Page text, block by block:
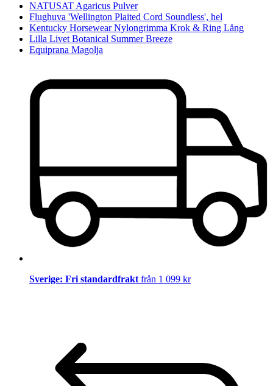
NATUSAT Agaricus Pulver
Flughuva 'Wellington Plaited Cord Soundless', hel
Kentucky Horsewear Nylongrimma Krok & Ring Lång
Lilla Livet Botanical Summer Breeze
Equiprana Magolja
Sverige: Fri standardfrakt från 1 099 kr